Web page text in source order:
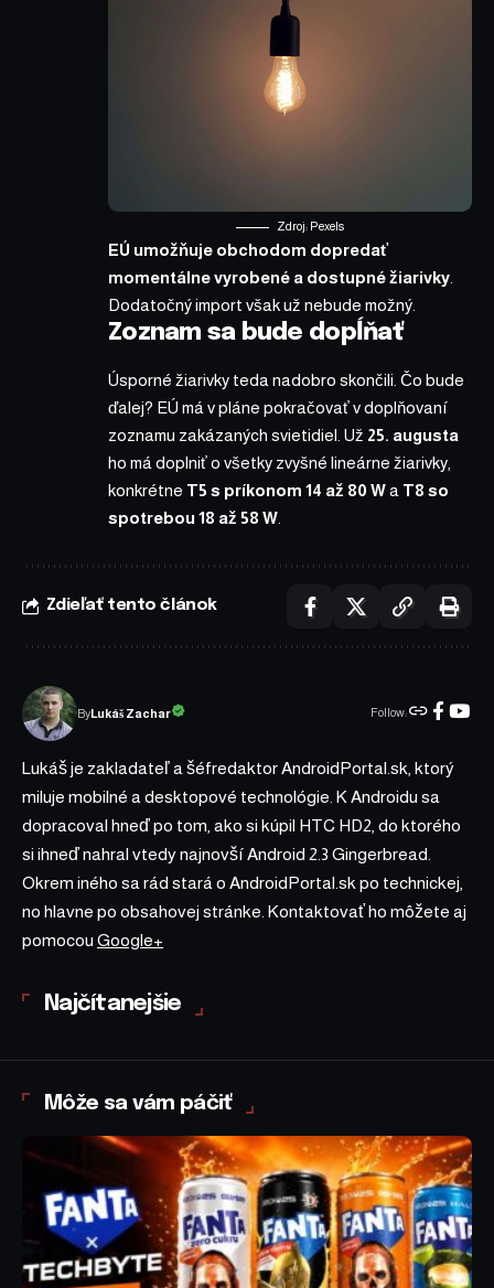
Zdroj: Pexels
EÚ umožňuje obchodom dopredať
momentálne vyrobené a dostupné žiarivky.
Dodatočný import však už nebude možný.
Zoznam sa bude dopĺňať
Úsporné žiarivky teda nadobro skončili. Čo bude
ďalej? EÚ má v pláne pokračovať v doplňovaní
zoznamu zakázaných svietidiel. Už 25. augusta
ho má doplniť o všetky zvyšné lineárne žiarivky,
konkrétne T5 s príkonom 14 až 80 Wa T8 so
spotrebou 18 až 58 W
Zdieľať tento článok
ByLukáš Zachar Follow:
Lukáš je zakladateľ a šéfredaktor AndroidPortal.sk, ktorý
miluje mobilné a desktopové technológie. K Androidu sa
dopracoval hneď po tom, ako si kúpil HTC HD2, do ktorého
si ihneď nahral vtedy najnovší Android 2.3 Gingerbread.
Okrem iného sa rád stará o AndroidPortal.sk po technickej,
no hlavne po obsahovej stránke. Kontaktovať ho môžete aj
pomocou Google+
Najčítanejšie
Môže sa vám páčiť